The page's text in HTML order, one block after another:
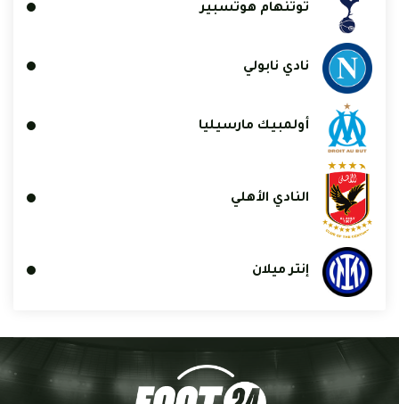
توتنهام هوتسبير
نادي نابولي
أولمبيك مارسيليا
النادي الأهلي
إنتر ميلان